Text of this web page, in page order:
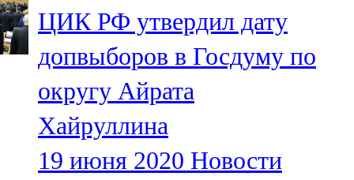
ЦИК РФ утвердил дату
допвыборов в Госдуму по
округу Айрата
Хайруллина
19 июня 2020 Новости